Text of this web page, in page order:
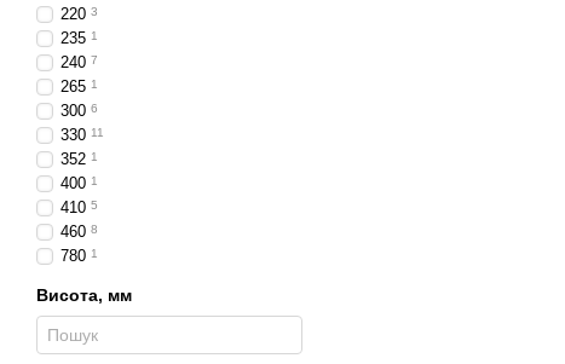
220 3
235 1
240 7
265 1
300 6
330 11
352 1
400 1
410 5
460 8
780 1
Висота, мм